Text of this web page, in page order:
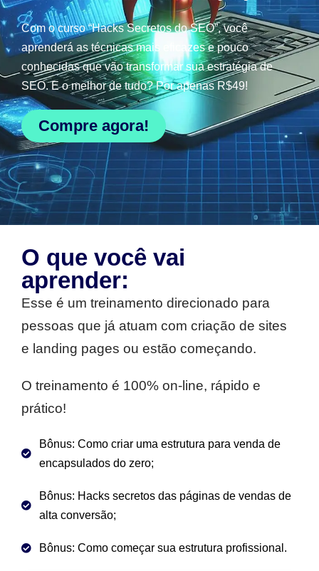
Com o curso “Hacks Secretos do SEO”, você
aprenderá as técnicas mais eficazes e pouco
conhecidas que vão transformar sua estratégia de
SEO. E o melhor de tudo? Por apenas R$49!
Compre agora!
O que você vai
aprender:
Esse é um treinamento direcionado para
pessoas que já atuam com criação de sites
e landing pages ou estão começando.
O treinamento é 100% on-line, rápido e
prático!
Bônus: Como criar uma estrutura para venda de
encapsulados do zero;
Bônus: Hacks secretos das páginas de vendas de
alta conversão;
Bônus: Como começar sua estrutura profissional.